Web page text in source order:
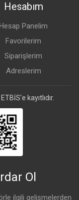
Hesabım
Panelim
Favorilerim
Siparişlerim
Adreslerim
kayıtlıdır.
Ol
ilgili gelişmelerden